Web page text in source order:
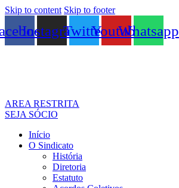
Skip to content Skip to footer
InstagramTwitterYoutubeWhatsapp
AREA RESTRITA
SEJA SÓCIO
Início
O Sindicato
História
Diretoria
Estatuto